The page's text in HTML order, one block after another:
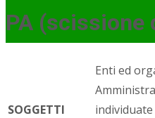
PA (scissione
SOGGETTI
Enti ed